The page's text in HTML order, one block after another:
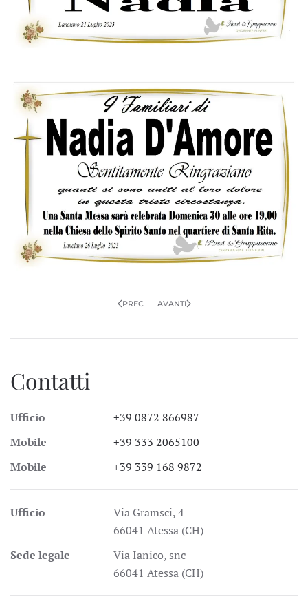
PREC AVANTI
Contatti
Ufficio
+39 0872 866987
Mobile
+39 333 2065100
Mobile
+39 339 168 9872
Ufficio
Via Gramsci, 4
66041 Atessa (CH)
Sede legale
Via Ianico, snc
66041 Atessa (CH)